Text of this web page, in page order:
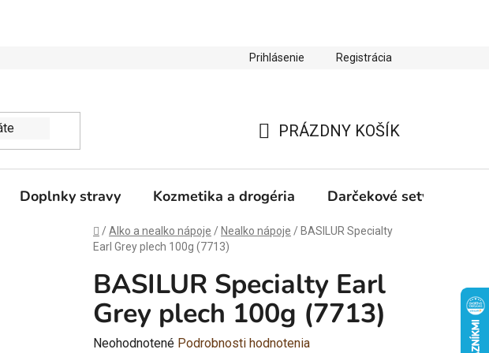
Podmienky ochrany osobných údajov Zľava 10 % na prvý nákup
Prihlásenie Registrácia
KOŠÍK
PRÁZDNY KOŠÍK
Doplnky stravy Kozmetika a drogéria Darčekové sety
Domov
/Alko a nealko nápoje / Nealko nápoje / BASILUR Specialty
Earl Grey plech 100g (7713)
BASILUR Specialty Earl
Grey plech 100g (7713)
Priemerné
Neohodnotené Podrobnosti hodnotenia